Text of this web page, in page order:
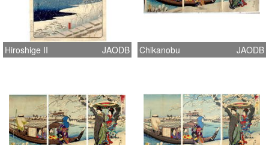
Hiroshige II JAODB Chikanobu JAODB